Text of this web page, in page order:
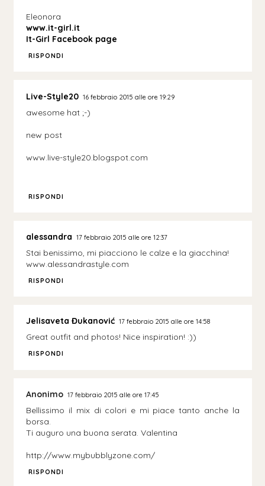
Eleonora
www.it-girl.it
It-Girl Facebook page
RISPONDI
Live-Style20 16 febbraio 2015 alle ore 19:29
awesome hat ;-)
new post
www.live-style20.blogspot.com
RISPONDI
alessandra 17 febbraio 2015 alle ore 12:37
Stai benissimo, mi piacciono le calze e la giacchina!
www.alessandrastyle.com
RISPONDI
Jelisaveta Đukanović 17 febbraio 2015 alle ore 14:58
Great outfit and photos! Nice inspiration! :))
RISPONDI
Anonimo 17 febbraio 2015 alle ore 17:45
Bellissimo il mix di colori e mi piace tanto anche la
borsa.
Ti auguro una buona serata. Valentina
http://www.mybubblyzone.com/
RISPONDI